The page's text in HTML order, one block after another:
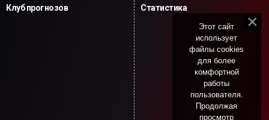
Клуб прогнозов Статистика
Этот сайт
использует
файлы cookies
для более
комфортной
работы
пользователя.
Продолжая
просмотр